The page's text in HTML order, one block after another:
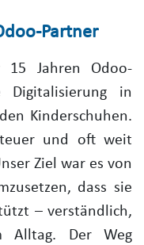
Partner
15 Jahren Odoo-
in
Kinderschuhen.
teuer und oft weit
Ziel war es von
dass sie
– verständlich,
Alltag. Der Weg